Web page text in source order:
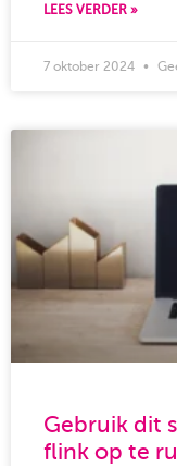
LEES VERDER »
7 oktober 2024
Gebruik dit
flink op te